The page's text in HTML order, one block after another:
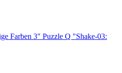
Puzzle Q "Shake-03: